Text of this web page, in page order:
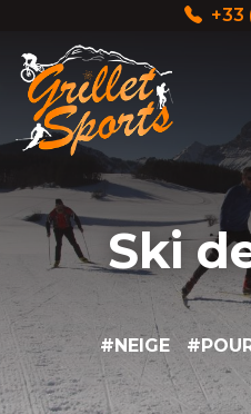
+33
Ski
#NEIGE